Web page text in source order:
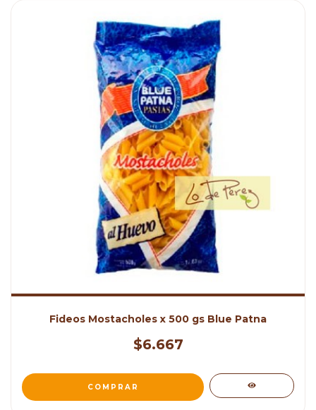
Fideos Mostacholes x 500 gs Blue Patna
$6.667